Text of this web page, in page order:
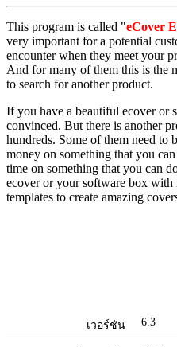
This program is called "eCover
very important for a potential
encounter when they meet your
And for many of them this is the
to search for another product.
If you have a beautiful ecover or
convinced. But there is another
hundreds. Some of them need to
money on something that you
time on something that you can
ecover or your software box with
templates to create amazing
เวอร์ชัน 6.3